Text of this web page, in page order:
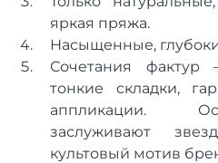
яркая пряжа.
Насыщенные,
Сочетания фактур
тонкие складки,
аппликации.
заслуживают
культовый мотив